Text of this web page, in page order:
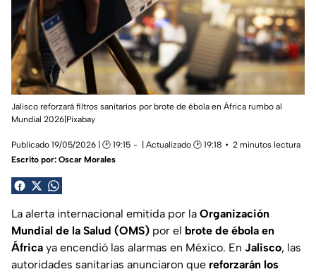
Jalisco reforzará filtros sanitarios por brote de ébola en África rumbo al
Mundial 2026|Pixabay
Publicado 19/05/2026 | 🕑 19:15 | Actualizado 🕑 19:18
2 minutos lectura
Escrito por: Oscar Morales
La alerta internacional emitida por la Organización
Mundial de la Salud (OMS) por el brote de ébola en
África ya encendió las alarmas en México. En Jalisco, las
autoridades sanitarias anunciaron que reforzarán los